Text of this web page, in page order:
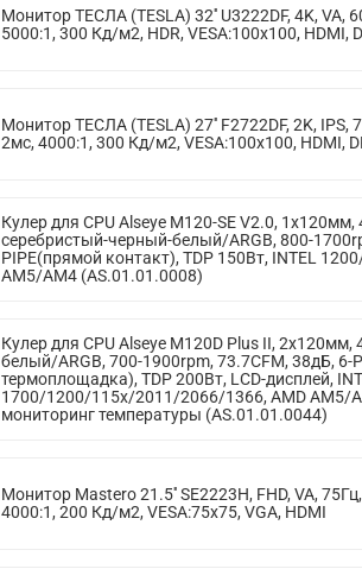
Монитор ТЕСЛА (TESLA) 32'' U3222DF, 4K, VA,
5000:1, 300 Кд/м2, HDR, VESA:100x100, HDMI,
Монитор ТЕСЛА (TESLA) 27'' F2722DF, 2K, IPS,
2мс, 4000:1, 300 Кд/м2, VESA:100x100, HDMI,
Кулер для CPU Alseye M120-SE V2.0, 1х120мм,
серебристый-черный-белый/ARGB, 800-
PIPE(прямой контакт), TDP 150Вт, INTEL
AM5/AM4 (AS.01.01.0008)
Кулер для CPU Alseye M120D Plus II, 2х120мм,
белый/ARGB, 700-1900rpm, 73.7CFM, 38дБ, 6-
термоплощадка), TDP 200Вт, LCD-дисплей,
1700/1200/115x/2011/2066/1366, AMD AM5/
мониторинг температуры (AS.01.01.0044)
Монитор Mastero 21.5'' SE2223H, FHD, VA,
4000:1, 200 Кд/м2, VESA:75x75, VGA, HDMI